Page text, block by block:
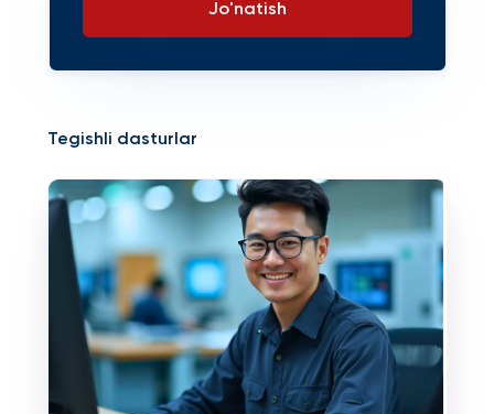
Jo'natish
Tegishli dasturlar